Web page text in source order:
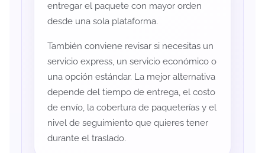
entregar el paquete con mayor orden
desde una sola plataforma.
También conviene revisar si necesitas un
servicio express, un servicio económico o
una opción estándar. La mejor alternativa
depende del tiempo de entrega, el costo
de envío, la cobertura de paqueterías y el
nivel de seguimiento que quieres tener
durante el traslado.